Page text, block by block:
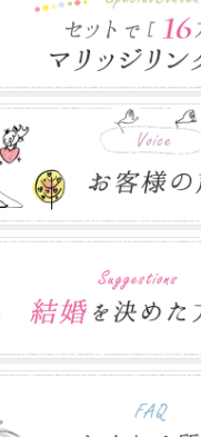
せ
になりありがとうござい
間を年末年始休業とさ
き立てを賜わり厚くお礼
は、お盆期間中も通常
クの営業について
クの営業に関しましては
のご来店をお待ちして
せ